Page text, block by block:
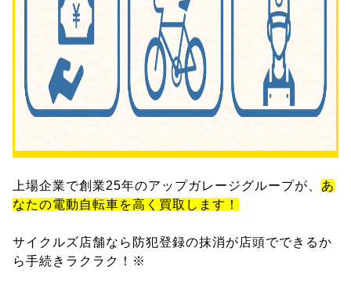
上場企業で創業25年のアップガレージグループが、 あ
なたの電動自転車を高く買取します！
サイクルズ店舗なら防犯登録の抹消が店頭でできるか
ら手続きラクラク！※